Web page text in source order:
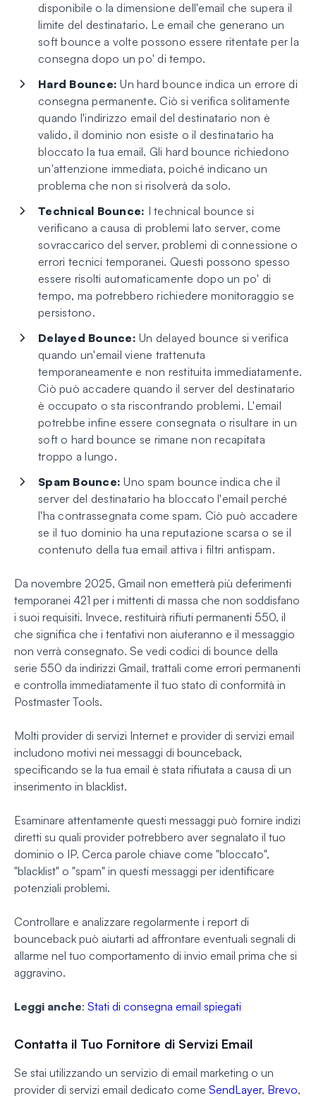
disponibile o la dimensione dell'email che supera il
limite del destinatario. Le email che generano un
soft bounce a volte possono essere ritentate per la
consegna dopo un po' di tempo.
Hard Bounce: Un hard bounce indica un errore di
consegna permanente. Ciò si verifica solitamente
quando l'indirizzo email del destinatario non è
valido, il dominio non esiste o il destinatario ha
bloccato la tua email. Gli hard bounce richiedono
un'attenzione immediata, poiché indicano un
problema che non si risolverà da solo.
Technical Bounce: I technical bounce si
verificano a causa di problemi lato server, come
sovraccarico del server, problemi di connessione o
errori tecnici temporanei. Questi possono spesso
essere risolti automaticamente dopo un po' di
tempo, ma potrebbero richiedere monitoraggio se
persistono.
Delayed Bounce: Un delayed bounce si verifica
quando un'email viene trattenuta
temporaneamente e non restituita immediatamente.
Ciò può accadere quando il server del destinatario
è occupato o sta riscontrando problemi. L'email
potrebbe infine essere consegnata o risultare in un
soft o hard bounce se rimane non recapitata
troppo a lungo.
Spam Bounce: Uno spam bounce indica che il
server del destinatario ha bloccato l'email perché
l'ha contrassegnata come spam. Ciò può accadere
se il tuo dominio ha una reputazione scarsa o se il
contenuto della tua email attiva i filtri antispam.
Da novembre 2025, Gmail non emetterà più deferimenti
temporanei 421 per i mittenti di massa che non soddisfano
i suoi requisiti. Invece, restituirà rifiuti permanenti 550, il
che significa che i tentativi non aiuteranno e il messaggio
non verrà consegnato. Se vedi codici di bounce della
serie 550 da indirizzi Gmail, trattali come errori permanenti
e controlla immediatamente il tuo stato di conformità in
Postmaster Tools.
Molti provider di servizi Internet e provider di servizi email
includono motivi nei messaggi di bounceback,
specificando se la tua email è stata rifiutata a causa di un
inserimento in blacklist.
Esaminare attentamente questi messaggi può fornire indizi
diretti su quali provider potrebbero aver segnalato il tuo
dominio o IP. Cerca parole chiave come "bloccato",
"blacklist" o "spam" in questi messaggi per identificare
potenziali problemi.
Controllare e analizzare regolarmente i report di
bounceback può aiutarti ad affrontare eventuali segnali di
allarme nel tuo comportamento di invio email prima che si
aggravino.
Leggi anche: Stati di consegna email spiegati
Contatta il Tuo Fornitore di Servizi Email
Se stai utilizzando un servizio di email marketing o un
provider di servizi email dedicato come SendLayer, Brevo,